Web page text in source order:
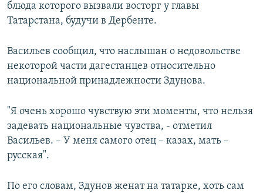
блюда которого вызвали восторг у главы
Татарстана, будучи в Дербенте.
Васильев сообщил, что наслышан о недовольстве
некоторой части дагестанцев относительно
национальной принадлежности Здунова.
"Я очень хорошо чувствую эти моменты, что нельзя
задевать национальные чувства, - отметил
Васильев. – У меня самого отец – казах, мать –
русская".
По его словам, Здунов женат на татарке, хоть сам